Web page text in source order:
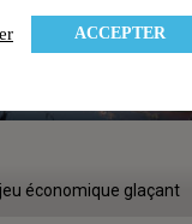
économique glaçant
ACCEPTER